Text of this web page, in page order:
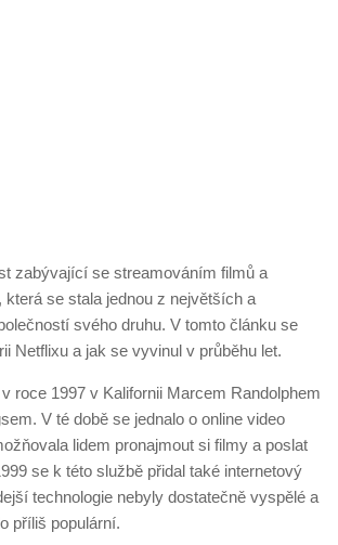
zabývající se streamováním filmů a
která se stala jednou z největších a
svého druhu. V tomto článku se
Netflixu a jak se vyvinul v průběhu let.
roce 1997 v Kalifornii Marcem Randolphem
V té době se jednalo o online video
lidem pronajmout si filmy a poslat
se k této službě přidal také internetový
technologie nebyly dostatečně vyspělé a
příliš populární.